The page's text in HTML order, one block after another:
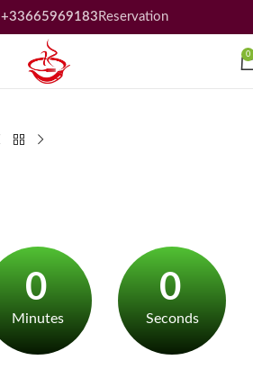
+33665969183 Reservation
0
0
Minutes
0
Seconds